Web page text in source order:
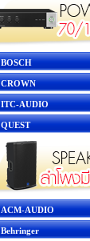
BOSCH
CROWN
ITC-AUDIO
QUEST
ACM-AUDIO
Behringer